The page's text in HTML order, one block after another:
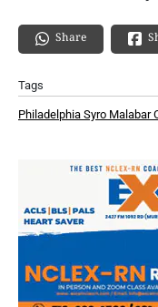
Share
Tags
Philadelphia Syro Malabar